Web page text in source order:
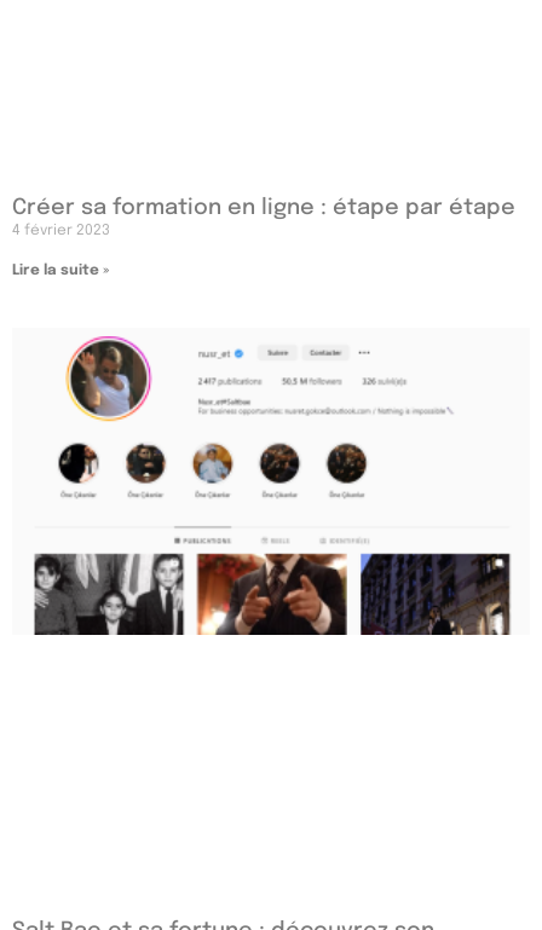
Créer sa formation en ligne : étape par étape
4 février 2023
Lire la suite »